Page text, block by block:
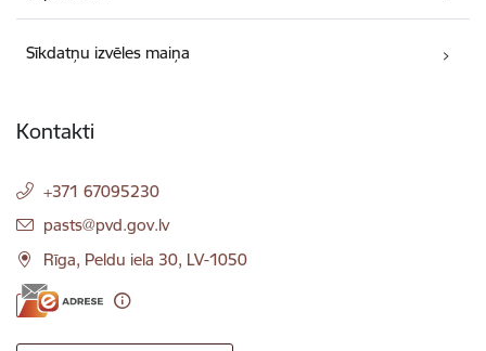
Sīkdatņu izvēles maiņa
Kontakti
+371 67095230
E-pasts:
pasts@pvd.gov.lv
Rīga, Peldu iela 30, LV-1050